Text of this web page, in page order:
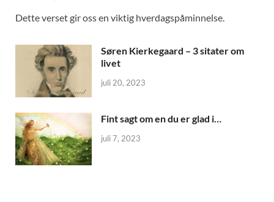
Dette verset gir oss en viktig hverdagspåminnelse.
Søren Kierkegaard – 3 sitater om
livet
juli 20, 2023
Fint sagt om en du er glad i…
juli 7, 2023